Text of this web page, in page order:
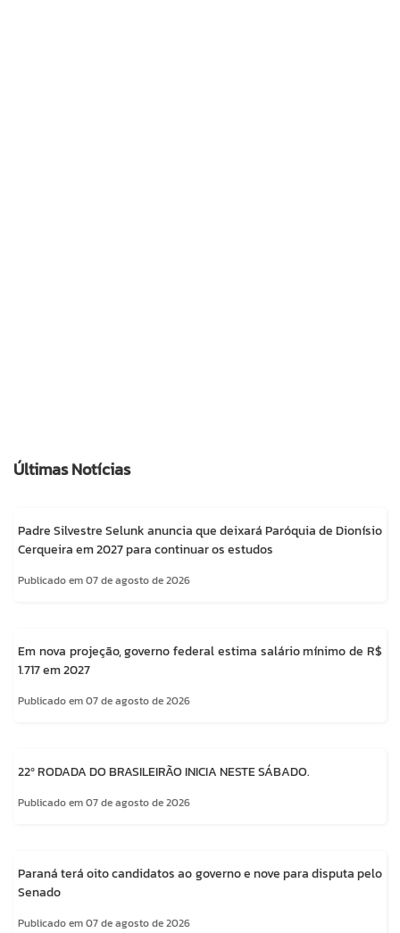
Últimas Notícias
Padre Silvestre Selunk anuncia que deixará Paróquia de Dionísio
Cerqueira em 2027 para continuar os estudos
Publicado em 07 de agosto de 2026
Em nova projeção, governo federal estima salário mínimo de R$
1.717 em 2027
Publicado em 07 de agosto de 2026
22º RODADA DO BRASILEIRÃO INICIA NESTE SÁBADO.
Publicado em 07 de agosto de 2026
Paraná terá oito candidatos ao governo e nove para disputa pelo
Senado
Publicado em 07 de agosto de 2026